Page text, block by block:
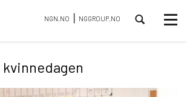
NGN.NO NGGROUP.NO